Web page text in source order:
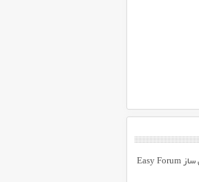
دانلود اسکریپت انجمن ساز Easy Forum